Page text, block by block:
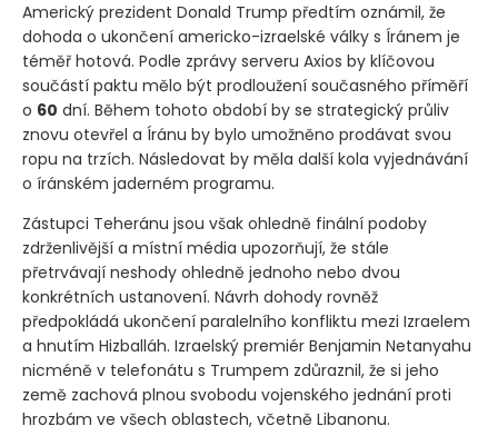
Americký prezident Donald Trump předtím oznámil, že
dohoda o ukončení americko-izraelské války s Íránem je
téměř hotová. Podle zprávy serveru Axios by klíčovou
součástí paktu mělo být prodloužení současného příměří
o 60 dní. Během tohoto období by se strategický průliv
znovu otevřel a Íránu by bylo umožněno prodávat svou
ropu na trzích. Následovat by měla další kola vyjednávání
o íránském jaderném programu.
Zástupci Teheránu jsou však ohledně finální podoby
zdrženlivější a místní média upozorňují, že stále
přetrvávají neshody ohledně jednoho nebo dvou
konkrétních ustanovení. Návrh dohody rovněž
předpokládá ukončení paralelního konfliktu mezi Izraelem
a hnutím Hizballáh. Izraelský premiér Benjamin Netanyahu
nicméně v telefonátu s Trumpem zdůraznil, že si jeho
země zachová plnou svobodu vojenského jednání proti
hrozbám ve všech oblastech, včetně Libanonu.